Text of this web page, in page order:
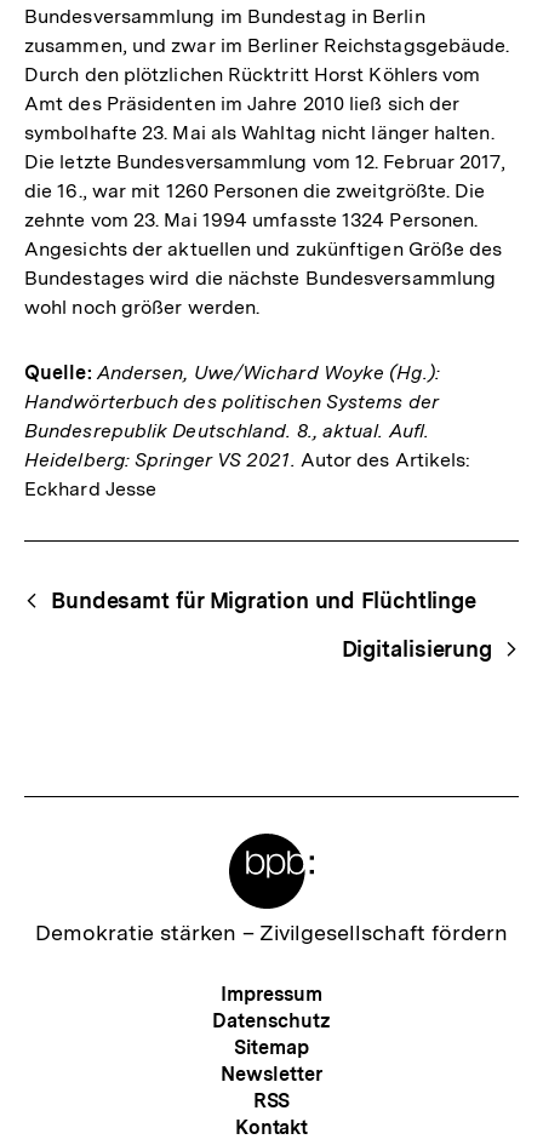
Bundesversammlung im Bundestag in Berlin
zusammen, und zwar im Berliner Reichstagsgebäude.
Durch den plötzlichen Rücktritt Horst Köhlers vom
Amt des Präsidenten im Jahre 2010 ließ sich der
symbolhafte 23. Mai als Wahltag nicht länger halten.
Die letzte Bundesversammlung vom 12. Februar 2017,
die 16., war mit 1260 Personen die zweitgrößte. Die
zehnte vom 23. Mai 1994 umfasste 1324 Personen.
Angesichts der aktuellen und zukünftigen Größe des
Bundestages wird die nächste Bundesversammlung
wohl noch größer werden.
Quelle: Andersen, Uwe/Wichard Woyke (Hg.):
Handwörterbuch des politischen Systems der
Bundesrepublik Deutschland. 8., aktual. Aufl.
Heidelberg: Springer VS 2021. Autor des Artikels:
Eckhard Jesse
Begriffsnavigation
Content-
Navigation
Bundesamt für Migration und Flüchtlinge
Digitalisierung
Zur
Demokratie stärken – Zivilgesellschaft fördern
Meta-
Navigation
Impressum
Datenschutz
Sitemap
Newsletter
RSS
Kontakt